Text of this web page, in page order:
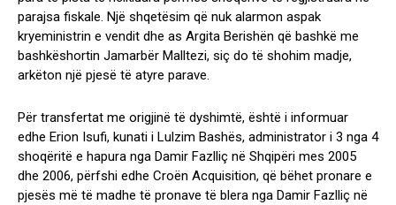
parajsa fiskale. Një shqetësim që nuk alarmon aspak
kryeministrin e vendit dhe as Argita Berishën që bashkë me
bashkëshortin Jamarbër Malltezi, siç do të shohim madje,
arkëton një pjesë të atyre parave.
Për transfertat me origjinë të dyshimtë, është i informuar
edhe Erion Isufi, kunati i Lulzim Bashës, administrator i 3 nga 4
shoqëritë e hapura nga Damir Fazlliç në Shqipëri mes 2005
dhe 2006, përfshi edhe Croën Acquisition, që bëhet pronare e
pjesës më të madhe të pronave të blera nga Damir Fazlliç në